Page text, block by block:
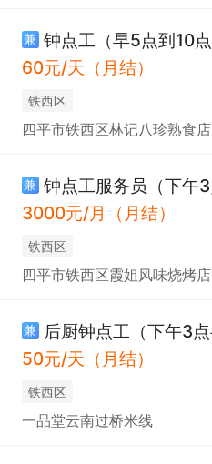
兼 钟点工（早5点到10点
60元/天（月结）
铁西区
四平市铁西区林记八珍熟食店
兼 钟点工服务员（下午3
3000元/月（月结）
铁西区
四平市铁西区霞姐风味烧烤店
兼 后厨钟点工（下午3点
50元/天（月结）
铁西区
一品堂云南过桥米线